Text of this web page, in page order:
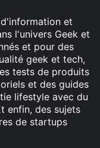
et
l'univers Geek et
et pour des
geek et tech,
tests de produits
et des guides
lifestyle avec du
enfin, des sujets
de startups